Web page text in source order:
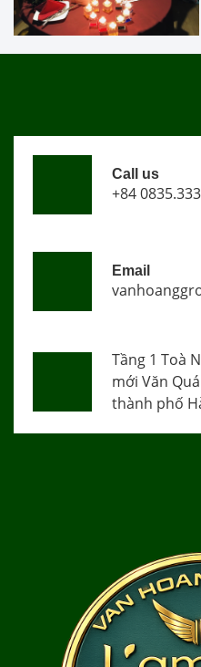
Call us
+84
Email
Tầng 1 Toà
mới Văn
thành phố